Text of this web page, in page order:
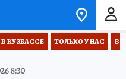
КУЗБАССЕ ТОЛЬКО У НАС
8:30